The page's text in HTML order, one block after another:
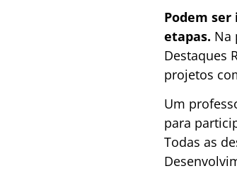
Podem
etapas. Na
Destaques
projetos
Um
para
Todas as